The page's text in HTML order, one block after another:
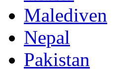
Malediven
Nepal
Pakistan